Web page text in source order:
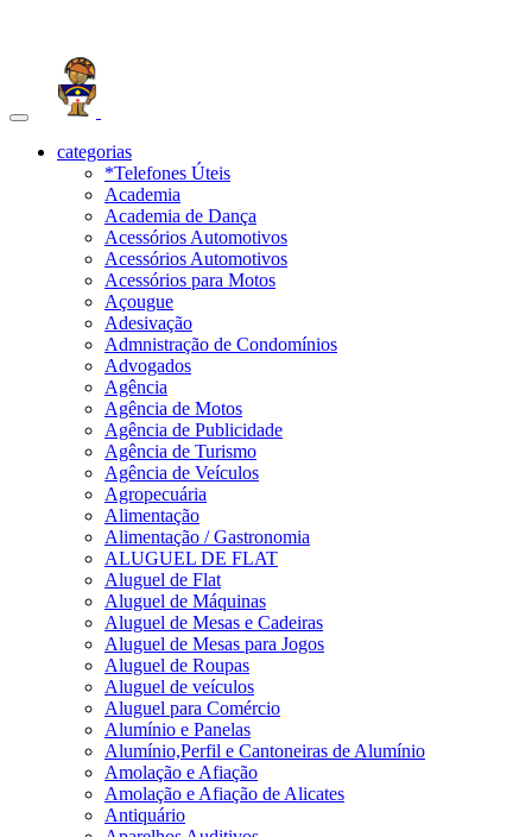
Toggle
navigationcategorias
*Telefones Úteis
Academia
Academia de Dança
Acessórios Automotivos
Acessórios Automotivos
Acessórios para Motos
Açougue
Adesivação
Admnistração de Condomínios
Advogados
Agência
Agência de Motos
Agência de Publicidade
Agência de Turismo
Agência de Veículos
Agropecuária
Alimentação
Alimentação / Gastronomia
ALUGUEL DE FLAT
Aluguel de Flat
Aluguel de Máquinas
Aluguel de Mesas e Cadeiras
Aluguel de Mesas para Jogos
Aluguel de Roupas
Aluguel de veículos
Aluguel para Comércio
Alumínio e Panelas
Alumínio,Perfil e Cantoneiras de Alumínio
Amolação e Afiação
Amolação e Afiação de Alicates
Antiquário